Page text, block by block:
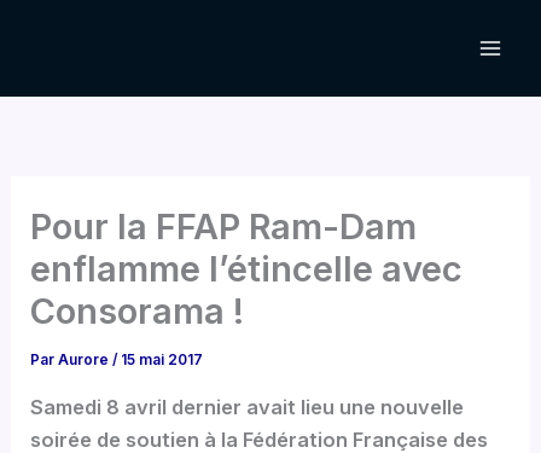
Pour la FFAP Ram-Dam
enflamme l’étincelle avec
Consorama !
ParAurore/ 15 mai 2017
Samedi 8 avril dernier avait lieu une nouvelle
soirée de soutien à la Fédération Française des